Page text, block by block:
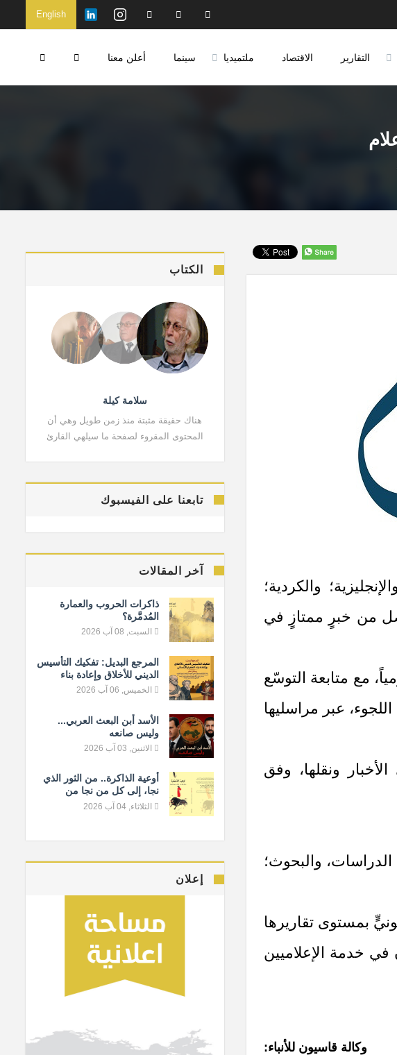
English
التقارير الاقتصاد ملتميديا سينما أعلن معنا
والكردية؛
أفضل من خبرٍ ممتازٍ في
إلى تقديم نشراتٍ إخباريةٍ يوميةٍ قوامها 90 خبراً يومياً، مع متابعة التوسّع
عبر مراسليها
ونقلها، وفق
الدراسات، والبحوث؛
بمستوى تقاريرها
في خدمة الإعلاميين
وكالة قاسيون للأنباء:
الكتاب
سلامة كيلة
هناك حقيقة مثبتة منذ زمن طويل وهي أن
المحتوى المقروء لصفحة ما سيلهي القارئ
تابعنا على الفيسبوك
آخر المقالات
ذاكرات الحروب والعمارة
المُدمَّرة؟
السبت, 08 آب 2026
المرجع البديل: تفكيك التأسيس
الديني للأخلاق وإعادة بناء
المعيار الإنساني
الخميس, 06 آب 2026
الأسد أبن البعث العربي...
وليس صانعه
الاثنين, 03 آب 2026
أوعية الذاكرة.. من الثور الذي
نجا، إلى كل من نجا من
النسيان
الثلاثاء, 04 آب 2026
إعلان